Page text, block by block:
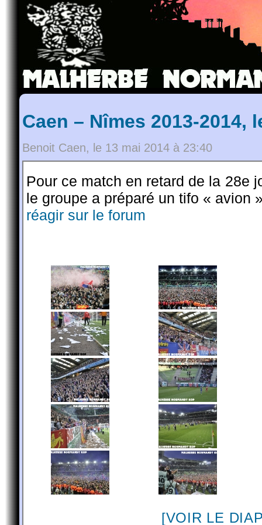
Caen – Nîmes 2013-2014,
Benoit Caen, le 13 mai 2014 à 23:40
Pour ce match en retard de la 28e
le groupe a préparé un tifo « avion
réagir sur le forum
[VOIR LE